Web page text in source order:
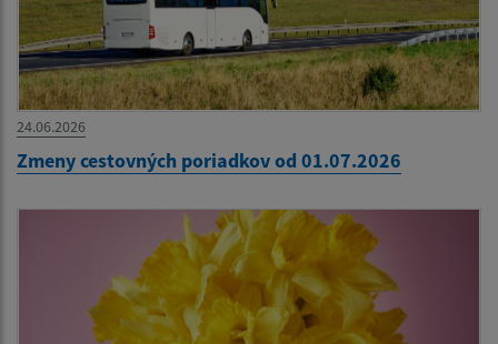
24.06.2026
Zmeny cestovných poriadkov od 01.07.2026